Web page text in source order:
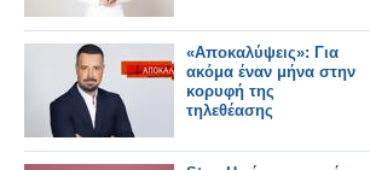
«Αποκαλύψεις»: Για
ακόμα έναν μήνα στην
κορυφή της
τηλεθέασης